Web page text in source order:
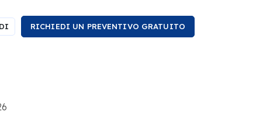
RICHIEDI UN PREVENTIVO GRATUITO